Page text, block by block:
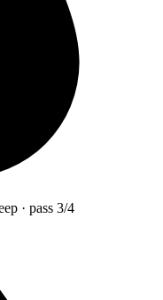
· pass 3/4